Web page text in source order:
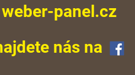
weber-panel.cz
nás na